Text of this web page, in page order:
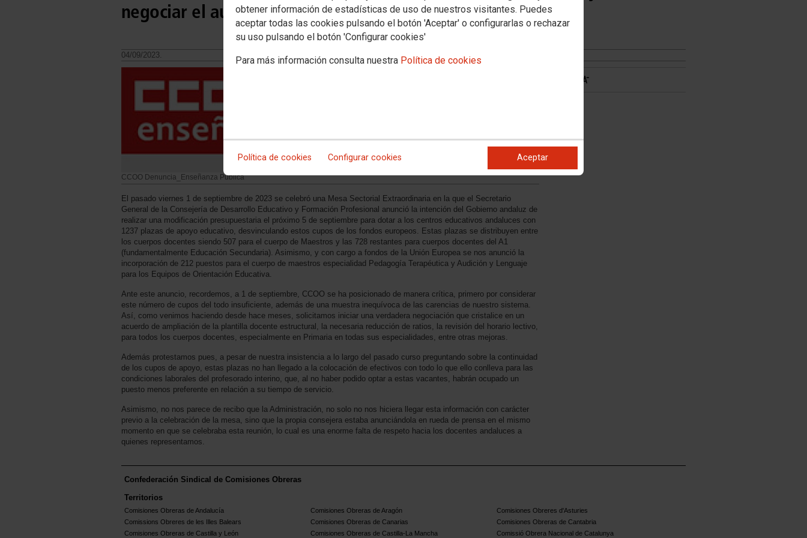
obtener información de estadísticas de uso de nuestros visitantes. Puedes
aceptar todas las cookies pulsando el botón 'Aceptar' o configurarlas o rechazar
su uso pulsando el botón 'Configurar cookies'
Para más información consulta nuestra Política de cookies
Política de cookies Configurar cookies Aceptar
negociar el aumento de plantilla.
04/09/2023.
CCOO Denuncia_Enseñanza Pública
El pasado viernes 1 de septiembre de 2023 se celebró una Mesa Sectorial Extraordinaria en la que el Secretario
General de la Consejería de Desarrollo Educativo y Formación Profesional anunció la intención del Gobierno andaluz de
realizar una modificación presupuestaria el próximo 5 de septiembre para dotar a los centros educativos andaluces con
1237 plazas de apoyo educativo, desvinculando estos cupos de los fondos europeos. Estas plazas se distribuyen entre
los cuerpos docentes siendo 507 para el cuerpo de Maestros y las 728 restantes para cuerpos docentes del A1
(fundamentalmente Educación Secundaria). Asimismo, y con cargo a fondos de la Unión Europea se nos anunció la
incorporación de 212 puestos para el cuerpo de maestros especialidad Pedagogía Terapéutica y Audición y Lenguaje
para los Equipos de Orientación Educativa.
Ante este anuncio, recordemos, a 1 de septiembre, CCOO se ha posicionado de manera crítica, primero por considerar
este número de cupos del todo insuficiente, además de una muestra inequívoca de las carencias de nuestro sistema.
Así, como venimos haciendo desde hace meses, solicitamos iniciar una verdadera negociación que cristalice en un
acuerdo de ampliación de la plantilla docente estructural, la necesaria reducción de ratios, la revisión del horario lectivo,
para todos los cuerpos docentes, especialmente en Primaria en todas sus especialidades, entre otras mejoras.
Además protestamos pues, a pesar de nuestra insistencia a lo largo del pasado curso preguntando sobre la continuidad
de los cupos de apoyo, estas plazas no han llegado a la colocación de efectivos con todo lo que ello conlleva para las
condiciones laborales del profesorado interino, que, al no haber podido optar a estas vacantes, habrán ocupado un
puesto menos preferente en relación a su tiempo de servicio.
Asimismo, no nos parece de recibo que la Administración, no solo no nos hiciera llegar esta información con carácter
previo a la celebración de la mesa, sino que la propia consejera estaba anunciándola en rueda de prensa en el mismo
momento en que se celebraba esta reunión, lo cual es una enorme falta de respeto hacia los docentes andaluces a
quienes representamos.
Confederación Sindical de Comisiones Obreras
Territorios
Comisiones Obreras de Andalucía Comisiones Obreras de Aragón
Comisiones Obreres d'Asturies
Comissions Obreres de les Illes Balears
Comisiones Obreras de Canarias
Comisiones Obreras de Cantabria
Comisiones Obreras de Castilla y León
Comisiones Obreras de Castilla-La Mancha Comissió Obrera Nacional de Catalunya